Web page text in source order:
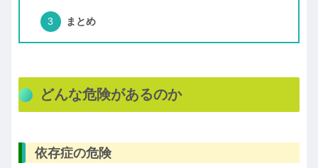
まとめ
どんな危険があるのか
依存症の危険